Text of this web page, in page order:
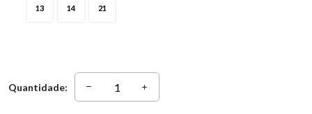
13 14 21
Quantidade: